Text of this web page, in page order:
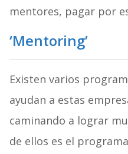
mentores, pagar por
‘Mentoring’
Existen varios
ayudan a estas
caminando a lograr
de ellos es el